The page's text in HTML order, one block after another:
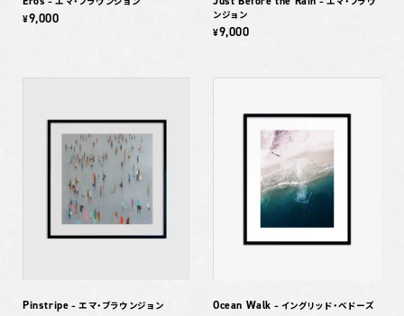
¥9,000
ンジョン
¥9,000
Pinstripe – エマ・ブラウンジョン Ocean Walk – イングリッド・ベドーズ